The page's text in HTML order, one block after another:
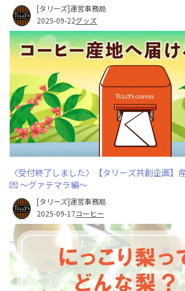
[タリーズ]運営事務局
2025-09-22グッズ
〈受付終了しました〉【タリーズ共創企画】
💌 ～グァテマラ編～
[タリーズ]運営事務局
2025-09-17コーヒー